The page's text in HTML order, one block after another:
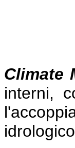
Climate
interni,